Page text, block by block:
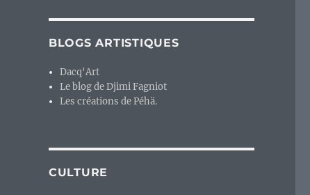
BLOGS ARTISTIQUES
Dacq'Art
Le blog de Djimi Fagniot
Les créations de Péhä.
CULTURE